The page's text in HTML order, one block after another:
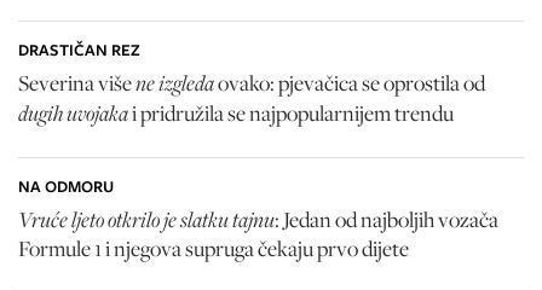
DRASTIČAN REZ
Severina višene izgledaovako: pjevačica se oprostila od
dugih uvojakai pridružila se najpopularnijem trendu
NA ODMORU
Vruće ljeto otkrilo je slatku tajnu: Jedan od najboljih vozača
Formule 1 i njegova supruga čekaju prvo dijete